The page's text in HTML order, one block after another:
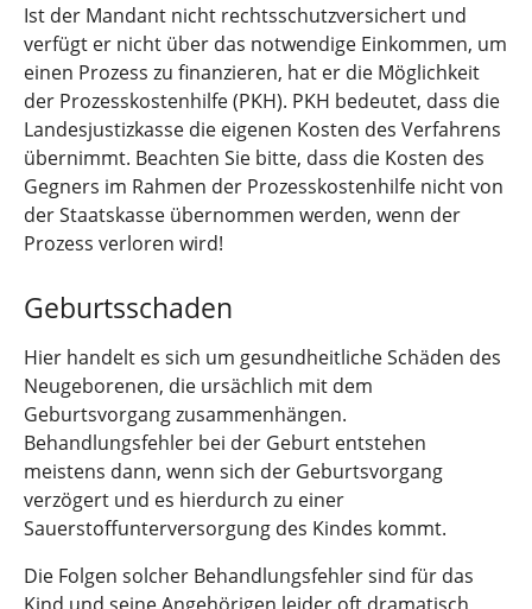
Ist der Mandant nicht rechtsschutzversichert und
verfügt er nicht über das notwendige Einkommen, um
einen Prozess zu finanzieren, hat er die Möglichkeit
der Prozesskostenhilfe (PKH). PKH bedeutet, dass die
Landesjustizkasse die eigenen Kosten des Verfahrens
übernimmt. Beachten Sie bitte, dass die Kosten des
Gegners im Rahmen der Prozesskostenhilfe nicht von
der Staatskasse übernommen werden, wenn der
Prozess verloren wird!
Geburtsschaden
Hier handelt es sich um gesundheitliche Schäden des
Neugeborenen, die ursächlich mit dem
Geburtsvorgang zusammenhängen.
Behandlungsfehler bei der Geburt entstehen
meistens dann, wenn sich der Geburtsvorgang
verzögert und es hierdurch zu einer
Sauerstoffunterversorgung des Kindes kommt.
Die Folgen solcher Behandlungsfehler sind für das